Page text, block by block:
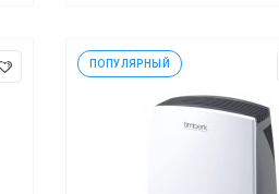
ПОПУЛЯРНЫЙ